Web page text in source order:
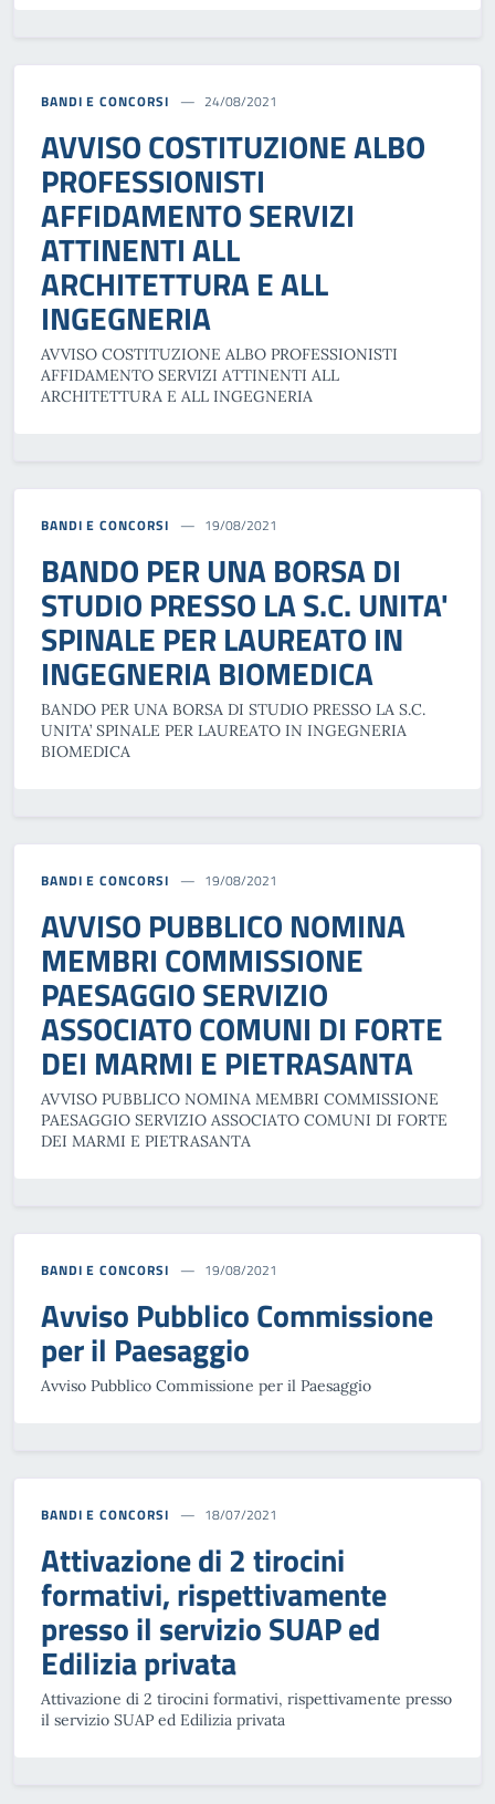
BANDI E CONCORSI 24/08/2021
AVVISO COSTITUZIONE ALBO
PROFESSIONISTI
AFFIDAMENTO SERVIZI
ATTINENTI ALL
ARCHITETTURA E ALL
INGEGNERIA
AVVISO COSTITUZIONE ALBO PROFESSIONISTI
AFFIDAMENTO SERVIZI ATTINENTI ALL
ARCHITETTURA E ALL INGEGNERIA
BANDI E CONCORSI 19/08/2021
BANDO PER UNA BORSA DI
STUDIO PRESSO LA S.C. UNITA'
SPINALE PER LAUREATO IN
INGEGNERIA BIOMEDICA
BANDO PER UNA BORSA DI STUDIO PRESSO LA S.C.
UNITA’ SPINALE PER LAUREATO IN INGEGNERIA
BIOMEDICA
BANDI E CONCORSI 19/08/2021
AVVISO PUBBLICO NOMINA
MEMBRI COMMISSIONE
PAESAGGIO SERVIZIO
ASSOCIATO COMUNI DI FORTE
DEI MARMI E PIETRASANTA
AVVISO PUBBLICO NOMINA MEMBRI COMMISSIONE
PAESAGGIO SERVIZIO ASSOCIATO COMUNI DI FORTE
DEI MARMI E PIETRASANTA
BANDI E CONCORSI 19/08/2021
Avviso Pubblico Commissione
per il Paesaggio
Avviso Pubblico Commissione per il Paesaggio
BANDI E CONCORSI 18/07/2021
Attivazione di 2 tirocini
formativi, rispettivamente
presso il servizio SUAP ed
Edilizia privata
Attivazione di 2 tirocini formativi, rispettivamente presso
il servizio SUAP ed Edilizia privata